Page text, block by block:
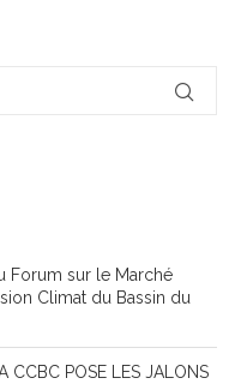
Forum sur le Marché
Climat du Bassin du
CCBC POSE LES JALONS